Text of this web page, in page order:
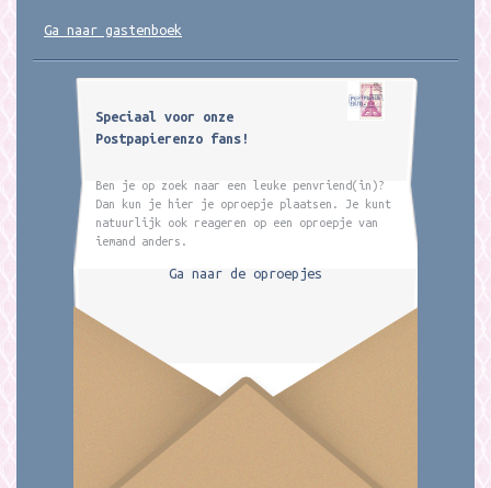
Ga naar gastenboek
Speciaal voor onze
Postpapierenzo fans!
Ben je op zoek naar een leuke penvriend(in)?
Dan kun je hier je oproepje plaatsen. Je kunt
natuurlijk ook reageren op een oproepje van
iemand anders.
Ga naar de oproepjes